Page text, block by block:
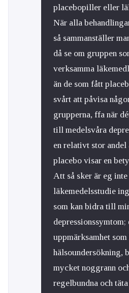
placebopiller eller
När alla
så sammanställer
då se om gruppen
verksamma
än de som fått
svårt att påvisa
grupperna, ffa när
till medelsvåra
en relativt stor andel
placebo visar en
Att så sker är eg
läkemedelsstudie
som kan bidra till
uppmärksamhet
hälsoundersökning,
mycket noggrann
regelbundna och